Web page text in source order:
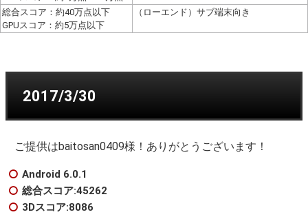
総合スコア：約40万点以下
GPUスコア：約5万点以下
（ローエンド）サブ端末向き
2017/3/30
ご提供はbaitosan0409様！ありがとうございます！
Android 6.0.1
総合スコア:45262
3Dスコア:8086